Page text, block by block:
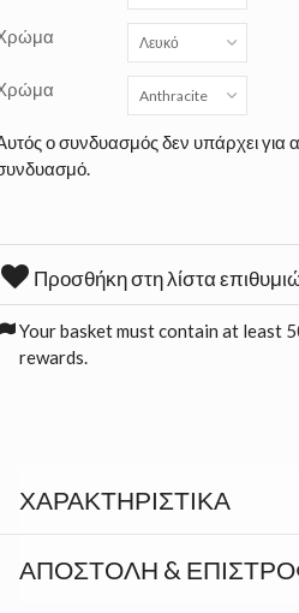
Λευκό
Anthracite
ο συνδυασμός δεν υπάρχει για
Προσθήκη στη λίστα
Your basket must contain at least
rewards.
ΧΑΡΑΚΤΗΡΙΣΤΙΚΆ
ΑΠΟΣΤΟΛΉ &